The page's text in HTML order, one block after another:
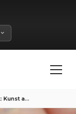
Aquarell-Nailart: Kunst auf den Fingerspitzen